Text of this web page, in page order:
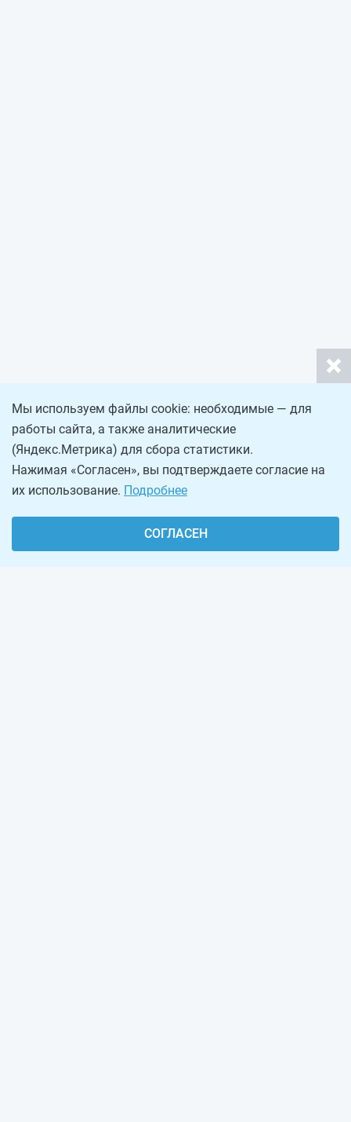
Мы используем файлы cookie: необходимые — для
работы сайта, а также аналитические
(Яндекс.Метрика) для сбора статистики.
Нажимая «Согласен», вы подтверждаете согласие на
их использование. Подробнее
СОГЛАСЕН